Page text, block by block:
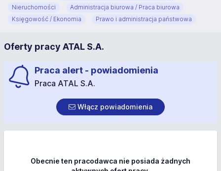
Nieruchomości
Administracja biurowa / Praca biurowa
Księgowość / Ekonomia
Prawo i administracja państwowa
Oferty pracy ATAL S.A.
Praca alert - powiadomienia
Praca ATAL S.A.
Włącz powiadomienia
Obecnie ten pracodawca nie posiada żadnych